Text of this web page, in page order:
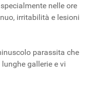
nelle ore
irritabilità e lesioni
parassita che
gallerie e vi